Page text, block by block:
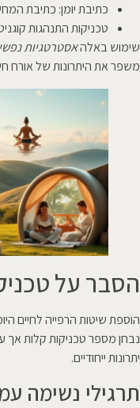
כתיבת יומן: כתיבת
טכניקות התנהגות
שימוש באלהאסטרטגיות
משפר את היתרונות של אורח
הסבר על
הוספת שיטות הרפייה לחיים
נבחן מספר טכניקות קלות אך
יתרונות ייחודיים.
תרגילי נשימה